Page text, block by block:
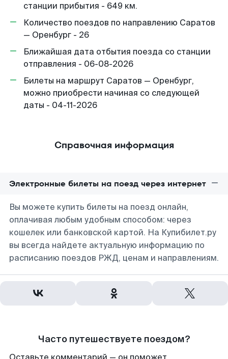
станции прибытия - 649 км.
Количество поездов по направлению Саратов
— Оренбург - 26
Ближайшая дата отбытия поезда со станции
отправления - 06-08-2026
Билеты на маршрут Саратов — Оренбург,
можно приобрести начиная со следующей
даты - 04-11-2026
Справочная информация
Электронные билеты на поезд через интернет
Вы можете купить билеты на поезд онлайн,
оплачивая любым удобным способом: через
кошелек или банковской картой. На Купибилет.ру
вы всегда найдете актуальную информацию по
расписанию поездов РЖД, ценам и направлениям.
Часто путешествуете поездом?